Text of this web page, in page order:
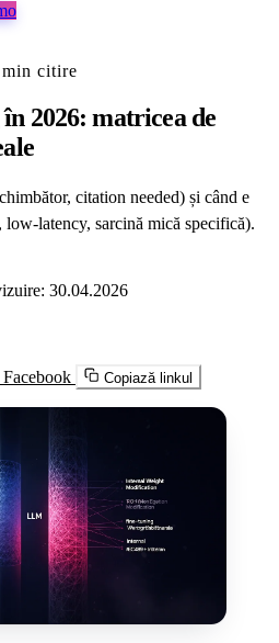
min citire
2026: matricea de
citation needed) și când e
latency, sarcină mică specifică).
30.04.2026
Facebook Copiază linkul